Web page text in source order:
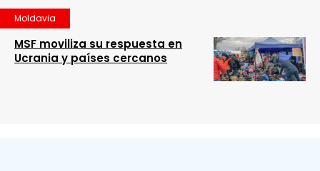
Moldavia
MSF moviliza su respuesta en
Ucrania y países cercanos